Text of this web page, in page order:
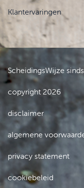
Klantervaringen
ScheidingsWijze
copyright 2026
disclaimer
algemene
privacy statement
cookiebeleid